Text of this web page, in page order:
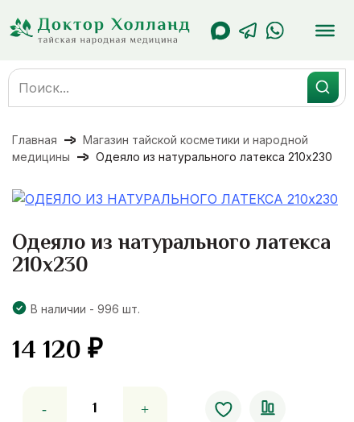
содержанию
Search
for:
Главная
Магазин тайской косметики и народной
медицины
Одеяло из натурального латекса 210х230
Одеяло из натурального латекса
210х230
В наличии - 996 шт.
14 120₽
товара